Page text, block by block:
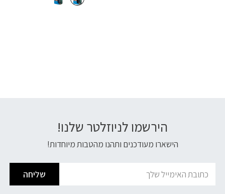
הירשמו לניוזלטר שלנו!
הישארו מעודכנים ותהנו מהטבות מיוחדות!
שליחה